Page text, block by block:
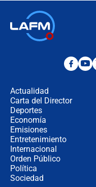
Actualidad
Carta del Director
Deportes
Economía
Emisiones
Entretenimiento
Internacional
Orden Público
Política
Sociedad